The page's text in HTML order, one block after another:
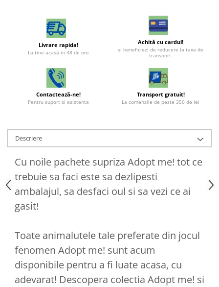
Livrare rapida!
La tine acasă in 48 de ore
Achită cu cardul!
şi beneficiezi de reducere la taxa de
transport.
Contactează-ne!
Pentru suport si asistenta
Transport gratuit!
La comenzile de peste 350 de lei
Descriere
Cu noile pachete supriza Adopt me! tot ce
trebuie sa faci este sa dezlipesti
ambalajul, sa desfaci oul si sa vezi ce ai
gasit!
Toate animalutele tale preferate din jocul
fenomen Adopt me! sunt acum
disponibile pentru a fi luate acasa, cu
adevarat! Descopera colectia Adopt me! si